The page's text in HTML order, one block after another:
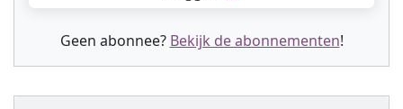
Geen abonnee? Bekijk de abonnementen!